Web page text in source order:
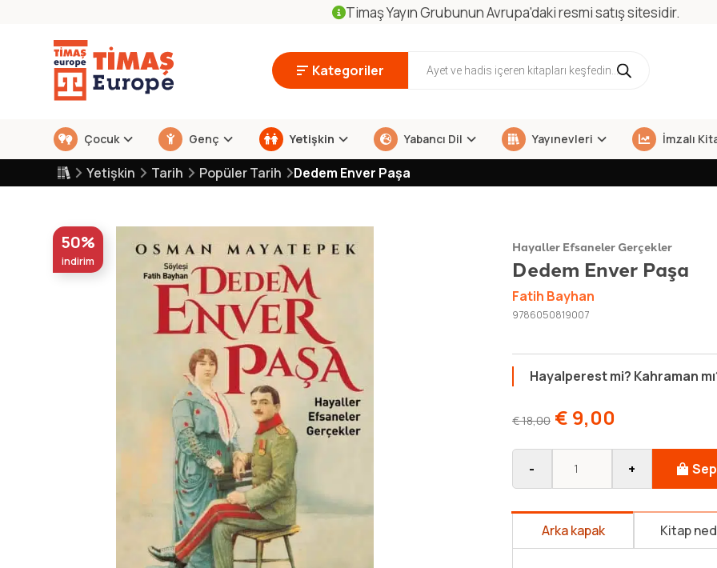
Timaş Yayın Grubunun Avrupa'daki resmi satış sitesidir.
Kategoriler
Çocuk Genç Yetişkin Yabancı Dil Yayınevleri İmzalı
Yetişkin Tarih Popüler Tarih Dedem Enver Paşa
50%
indirim
Hayaller Efsaneler Gerçekler
Dedem Enver Paşa
Fatih Bayhan
9786050819007
Hayalperest mi? Kahraman
€18,00 € 9,00
- +
Arka kapak Kitap